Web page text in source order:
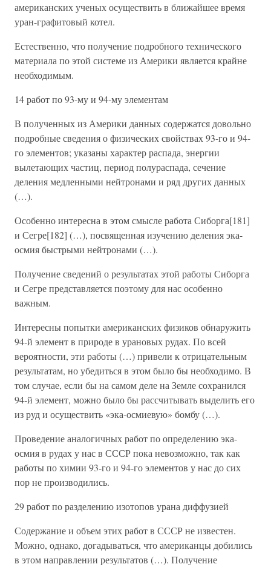
американских ученых осуществить в ближайшее время
уран-графитовый котел.
Естественно, что получение подробного технического
материала по этой системе из Америки является крайне
необходимым.
14 работ по 93-му и 94-му элементам
В полученных из Америки данных содержатся довольно
подробные сведения о физических свойствах 93-го и 94-
го элементов; указаны характер распада, энергии
вылетающих частиц, период полураспада, сечение
деления медленными нейтронами и ряд других данных
(…).
Особенно интересна в этом смысле работа Сиборга[181]
и Сегре[182] (…), посвященная изучению деления эка-
осмия быстрыми нейтронами (…).
Получение сведений о результатах этой работы Сиборга
и Сегре представляется поэтому для нас особенно
важным.
Интересны попытки американских физиков обнаружить
94-й элемент в природе в урановых рудах. По всей
вероятности, эти работы (…) привели к отрицательным
результатам, но убедиться в этом было бы необходимо. В
том случае, если бы на самом деле на Земле сохранился
94-й элемент, можно было бы рассчитывать выделить его
из руд и осуществить «эка-осмиевую» бомбу (…).
Проведение аналогичных работ по определению эка-
осмия в рудах у нас в СССР пока невозможно, так как
работы по химии 93-го и 94-го элементов у нас до сих
пор не производились.
29 работ по разделению изотопов урана диффузией
Содержание и объем этих работ в СССР не известен.
Можно, однако, догадываться, что американцы добились
в этом направлении результатов (…). Получение